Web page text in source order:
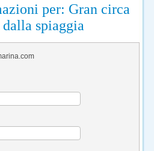
per: Gran circa
spiaggia